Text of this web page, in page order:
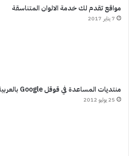
مواقع تقدم لك خدمة الالوان المتناسقة
7 يناير 2017
منتديات المساعدة في قوقل Google بالعربية
25 يوليو 2012